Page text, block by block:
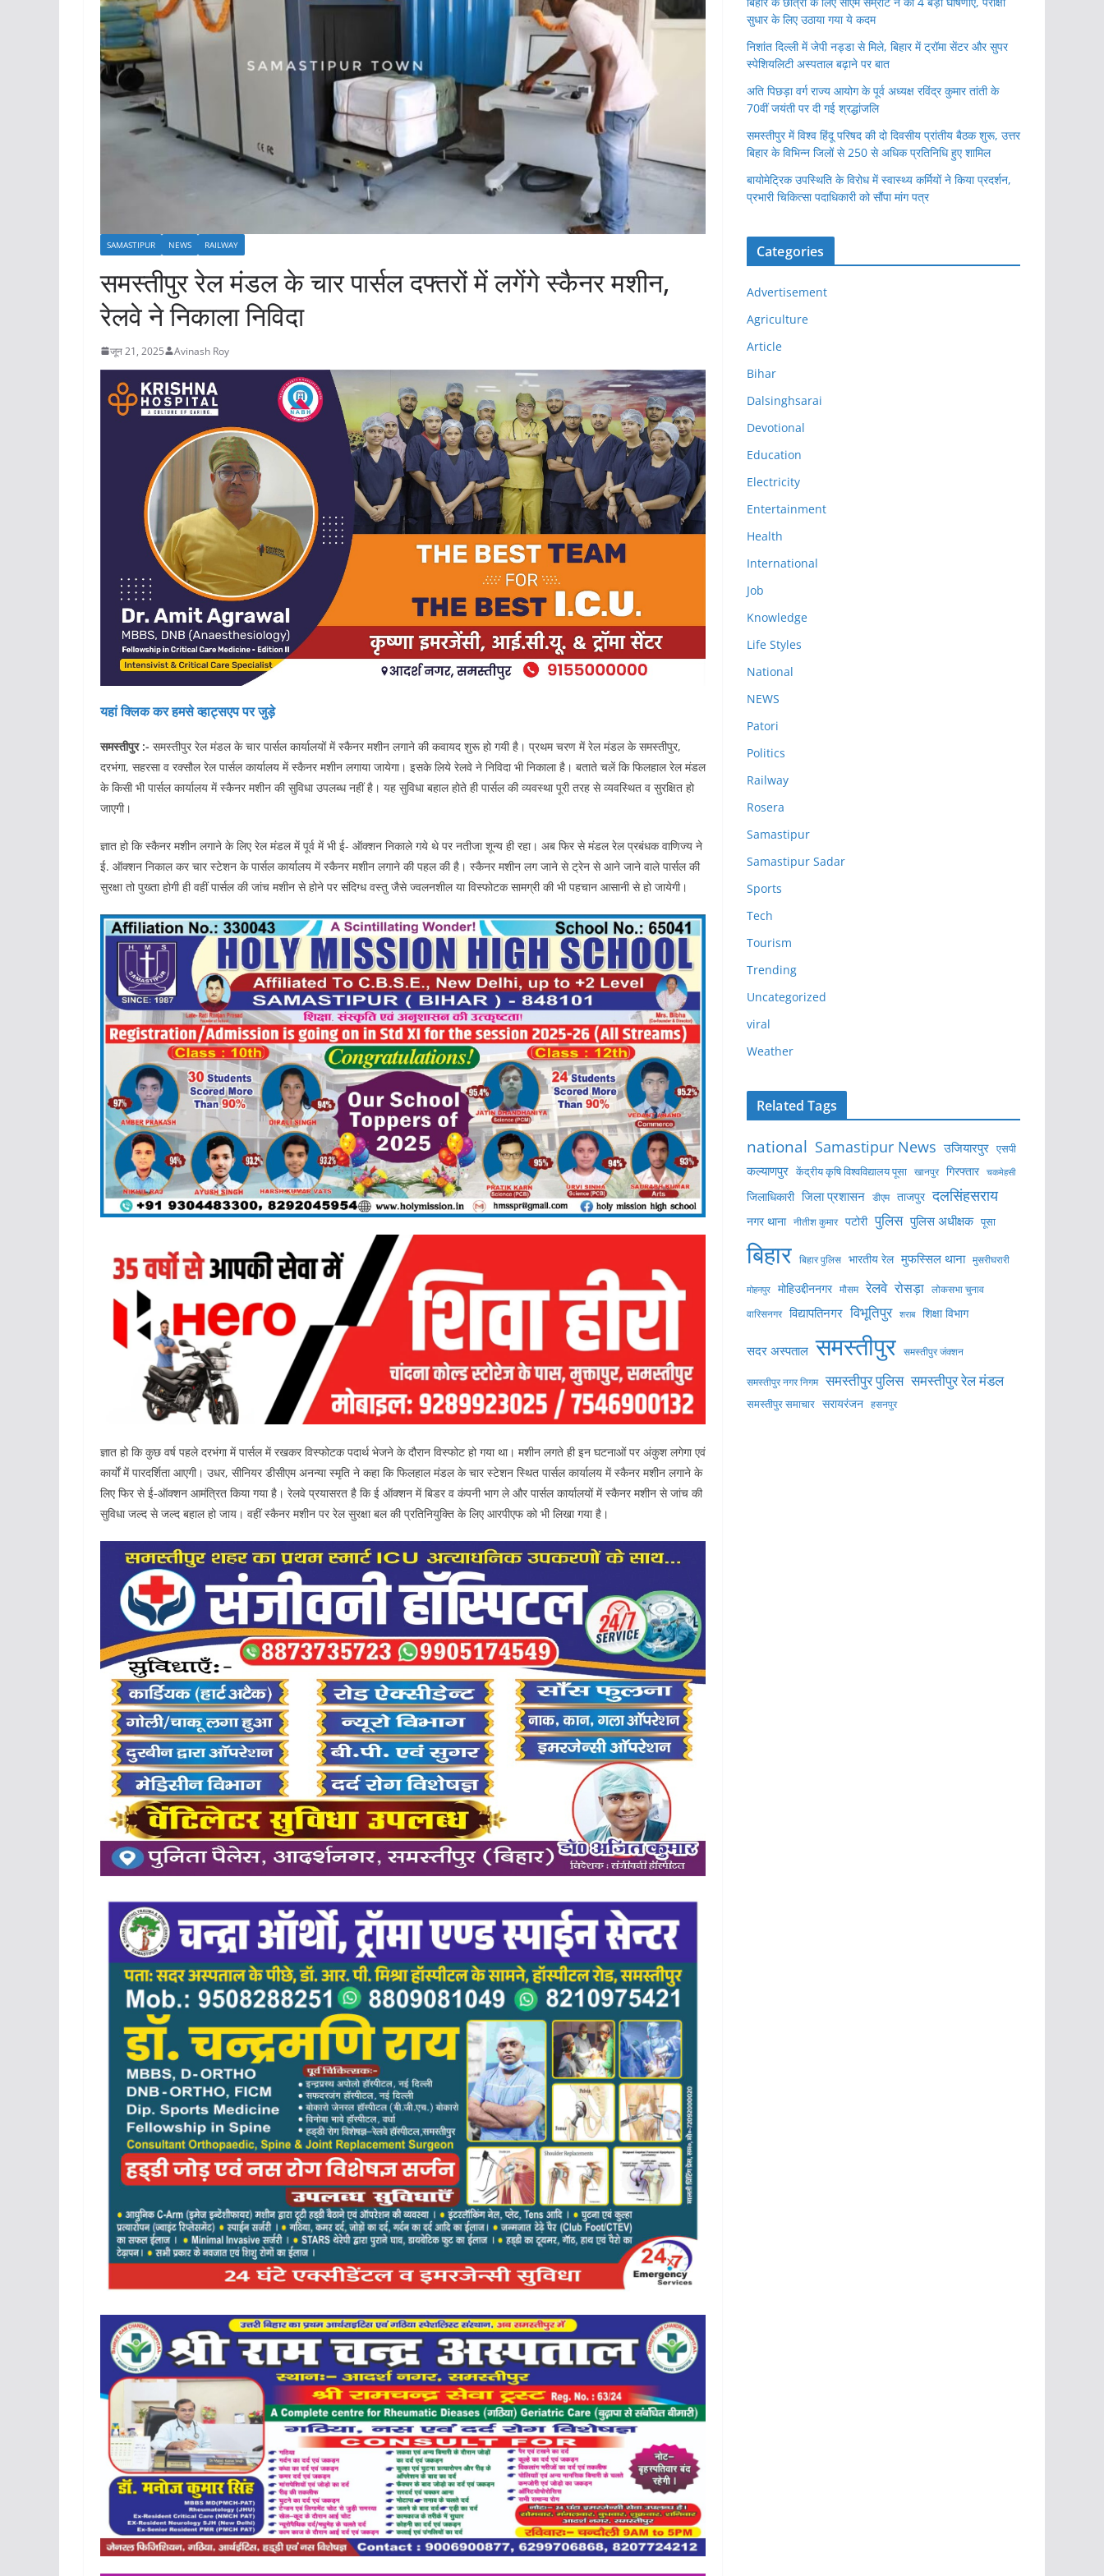
SAMASTIPUR NEWS RAILWAY
समस्तीपुर रेल मंडल के चार पार्सल दफ्तरों में लगेंगे स्कैनर मशीन,
रेलवे ने निकाला निविदा
जून 21, 2025 Avinash Roy
यहां क्लिक कर हमसे व्हाट्सएप पर जुड़े
समस्तीपुर :- समस्तीपुर रेल मंडल के चार पार्सल कार्यालयों में स्कैनर मशीन लगाने की कवायद शुरू हो गयी है। प्रथम चरण में रेल मंडल के समस्तीपुर,
दरभंगा, सहरसा व रक्सौल रेल पार्सल कार्यालय में स्कैनर मशीन लगाया जायेगा। इसके लिये रेलवे ने निविदा भी निकाला है। बताते चलें कि फिलहाल रेल मंडल
के किसी भी पार्सल कार्यालय में स्कैनर मशीन की सुविधा उपलब्ध नहीं है। यह सुविधा बहाल होते ही पार्सल की व्यवस्था पूरी तरह से व्यवस्थित व सुरक्षित हो
जाएगी।
ज्ञात हो कि स्कैनर मशीन लगाने के लिए रेल मंडल में पूर्व में भी ई- ऑक्शन निकाले गये थे पर नतीजा शून्य ही रहा। अब फिर से मंडल रेल प्रबंधक वाणिज्य ने
ई. ऑक्शन निकाल कर चार स्टेशन के पार्सल कार्यालय में स्कैनर मशीन लगाने की पहल की है। स्कैनर मशीन लग जाने से ट्रेन से आने जाने वाले पार्सल की
सुरक्षा तो पुख्ता होगी ही वहीं पार्सल की जांच मशीन से होने पर संदिग्ध वस्तु जैसे ज्वलनशील या विस्फोटक सामग्री की भी पहचान आसानी से हो जायेगी।
ज्ञात हो कि कुछ वर्ष पहले दरभंगा में पार्सल में रखकर विस्फोटक पदार्थ भेजने के दौरान विस्फोट हो गया था। मशीन लगते ही इन घटनाओं पर अंकुश लगेगा एवं
कार्यों में पारदर्शिता आएगी। उधर, सीनियर डीसीएम अनन्या स्मृति ने कहा कि फिलहाल मंडल के चार स्टेशन स्थित पार्सल कार्यालय में स्कैनर मशीन लगाने के
लिए फिर से ई-ऑक्शन आमंत्रित किया गया है। रेलवे प्रयासरत है कि ई ऑक्शन में बिडर व कंपनी भाग ले और पार्सल कार्यालयों में स्कैनर मशीन से जांच की
सुविधा जल्द से जल्द बहाल हो जाय। वहीं स्कैनर मशीन पर रेल सुरक्षा बल की प्रतिनियुक्ति के लिए आरपीएफ को भी लिखा गया है।
सुधार के लिए उठाया गया ये कदम
निशांत दिल्ली में जेपी नड्डा से मिले, बिहार में ट्रॉमा सेंटर और सुपर
स्पेशियलिटी अस्पताल बढ़ाने पर बात
अति पिछड़ा वर्ग राज्य आयोग के पूर्व अध्यक्ष रविंद्र कुमार तांती के
70वीं जयंती पर दी गई श्रद्धांजलि
समस्तीपुर में विश्व हिंदू परिषद की दो दिवसीय प्रांतीय बैठक शुरू, उत्तर
बिहार के विभिन्न जिलों से 250 से अधिक प्रतिनिधि हुए शामिल
बायोमेट्रिक उपस्थिति के विरोध में स्वास्थ्य कर्मियों ने किया प्रदर्शन,
प्रभारी चिकित्सा पदाधिकारी को सौंपा मांग पत्र
Categories
Advertisement
Agriculture
Article
Bihar
Dalsinghsarai
Devotional
Education
Electricity
Entertainment
Health
International
Job
Knowledge
Life Styles
National
NEWS
Patori
Politics
Railway
Rosera
Samastipur
Samastipur Sadar
Sports
Tech
Tourism
Trending
Uncategorized
viral
Weather
Related Tags
national Samastipur News उजियारपुर एसपी
कल्याणपुर केंद्रीय कृषि विश्वविद्यालय पूसा खानपुर गिरफ्तार चकमेहसी
जिलाधिकारी जिला प्रशासन डीएम ताजपुर दलसिंहसराय
नगर थाना नीतीश कुमार पटोरी पुलिस पुलिस अधीक्षक पूसा
बिहार बिहार पुलिस भारतीय रेल मुफस्सिल थाना मुसरीघरारी
मोहनपुर मोहिउद्दीननगर मौसम रेलवे रोसड़ा लोकसभा चुनाव
वारिसनगर विद्यापतिनगर विभूतिपुर शराब शिक्षा विभाग
सदर अस्पताल समस्तीपुर समस्तीपुर जंक्शन
समस्तीपुर नगर निगम समस्तीपुर पुलिस समस्तीपुर रेल मंडल
समस्तीपुर समाचार सरायरंजन हसनपुर